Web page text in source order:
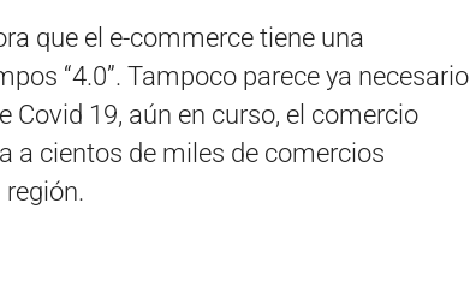
que el e-commerce tiene una
“4.0”. Tampoco parece ya necesario
Covid 19, aún en curso, el comercio
a cientos de miles de comercios